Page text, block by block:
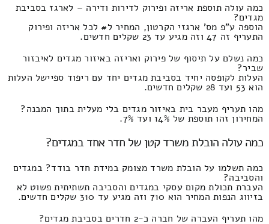
כמה עולה תוספת אריזה ופירוק לדירות ודירה – לארגז בסביבת
מגדים?
הוספה ע"פ מס' ארגזי הקרטון, המחיר ל# לכל אריזה ופירוק
התעריף זה 47 וזה מגיע עד 23 שקלים חדשים.
כמה נשלם על תיסוף של פירוק ואריזה באיזור מגדים לאיבזור
שביר?
העלות לקופסה יחיד בסביבת מגדים יחד עם ריפוד ספיישל העלות
הוא 53 ועד 28 שקלים חדשים.
מהו תעריף מעבר בית באיזור מגדים בלי מעלית בתוך המבנה?
המחירון זהו תוספת של 14% ועד 7%.
כמה עולה הובלת משרד קטן של חדר אחד במגדים?
כמה תשלמו על הובלת משרד מצומק במידת חדר בודד? במגדים
והסביבה?
העברת תכולת מקום עסקי במגדים והסביבה תשתיתית פשוט לא
בזיווג הנפות המחיר הוא 710 וזה מגיע עד 310 שקלים חדשים.
מהו תעריף העברה של חברה כ-2 חדרים בסביבת מגדים?